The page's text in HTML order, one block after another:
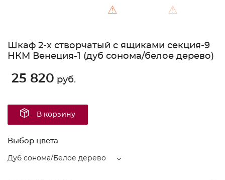
⚠ ⚠
Шкаф 2-х створчатый с ящиками секция-9
НКМ Венеция-1 (дуб сонома/белое дерево)
25 820 руб.
В корзину
Выбор цвета
Дуб сонома/Белое дерево